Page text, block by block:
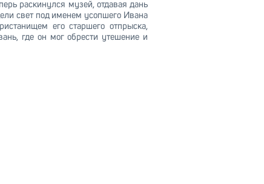
раскинулся музей, отдавая дань
свет под именем усопшего Ивана
его старшего отпрыска,
где он мог обрести утешение и